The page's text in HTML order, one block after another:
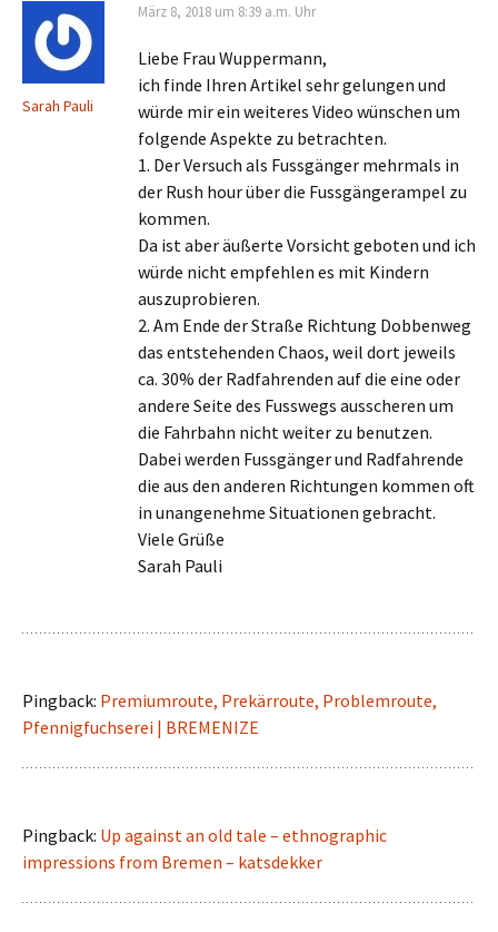
Sarah Pauli
März 8, 2018 um 8:39 a.m. Uhr
Liebe Frau Wuppermann,
ich finde Ihren Artikel sehr gelungen und
würde mir ein weiteres Video wünschen um
folgende Aspekte zu betrachten.
1. Der Versuch als Fussgänger mehrmals in
der Rush hour über die Fussgängerampel zu
kommen.
Da ist aber äußerte Vorsicht geboten und ich
würde nicht empfehlen es mit Kindern
auszuprobieren.
2. Am Ende der Straße Richtung Dobbenweg
das entstehenden Chaos, weil dort jeweils
ca. 30% der Radfahrenden auf die eine oder
andere Seite des Fusswegs ausscheren um
die Fahrbahn nicht weiter zu benutzen.
Dabei werden Fussgänger und Radfahrende
die aus den anderen Richtungen kommen oft
in unangenehme Situationen gebracht.
Viele Grüße
Sarah Pauli
Pingback: Premiumroute, Prekärroute, Problemroute,
Pfennigfuchserei | BREMENIZE
Pingback: Up against an old tale – ethnographic
impressions from Bremen – katsdekker